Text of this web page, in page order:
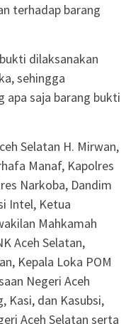
terhadap barang
dilaksanakan
sehingga
apa saja barang bukti
Selatan H. Mirwan,
Manaf, Kapolres
Narkoba, Dandim
Intel, Ketua
Mahkamah
Aceh Selatan,
Kepala Loka POM
Negeri Aceh
Kasi, dan Kasubsi,
Aceh Selatan serta